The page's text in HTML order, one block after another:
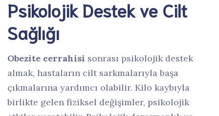
Psikolojik Destek ve Cilt
Sağlığı
Obezite cerrahisi sonrası psikolojik destek
almak, hastaların cilt sarkmalarıyla başa
çıkmalarına yardımcı olabilir. Kilo kaybıyla
birlikte gelen fiziksel değişimler, psikolojik